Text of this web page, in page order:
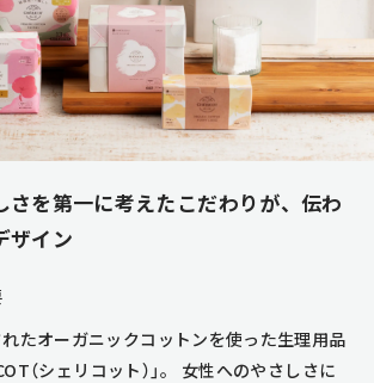
さを第一に考えたこだわりが、伝わ
ザイン
たオーガニックコットンを使った生理用品
（シェリコット）」。 女性へのやさしさに